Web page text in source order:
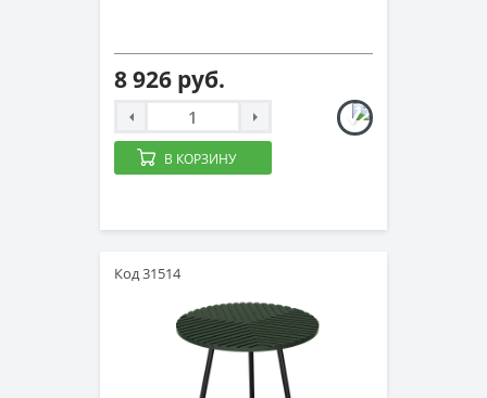
8 926 руб.
В КОРЗИНУ
Код 31514